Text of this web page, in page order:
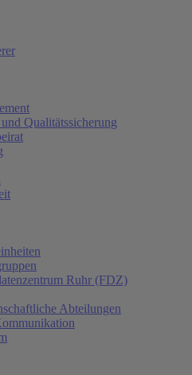
Qualitätssicherung
Ruhr (FDZ)
Abteilungen